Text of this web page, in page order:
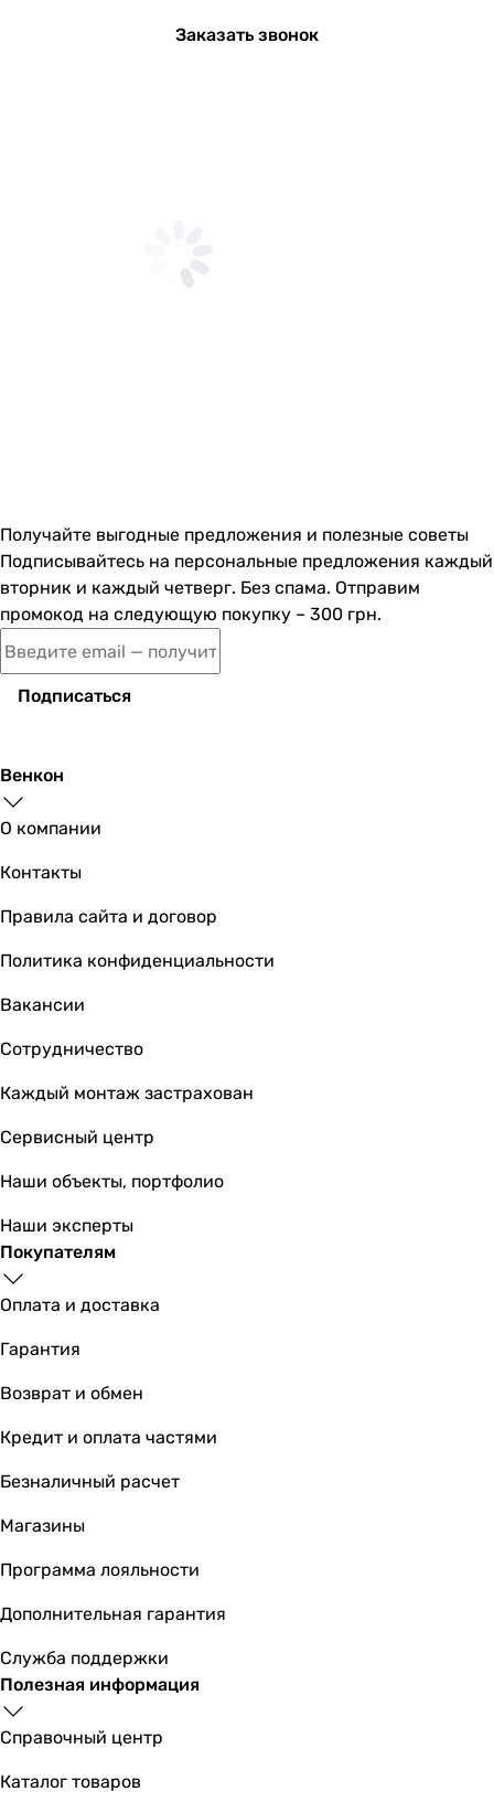
Заказать звонок
Получайте выгодные предложения и полезные советы
Подписывайтесь на персональные предложения каждый
вторник и каждый четверг. Без спама. Отправим
промокод на следующую покупку – 300 грн.
Подписаться
Венкон
О компании
Контакты
Правила сайта и договор
Политика конфиденциальности
Вакансии
Сотрудничество
Каждый монтаж застрахован
Сервисный центр
Наши объекты, портфолио
Наши эксперты
Покупателям
Оплата и доставка
Гарантия
Возврат и обмен
Кредит и оплата частями
Безналичный расчет
Магазины
Программа лояльности
Дополнительная гарантия
Служба поддержки
Полезная информация
Справочный центр
Каталог товаров